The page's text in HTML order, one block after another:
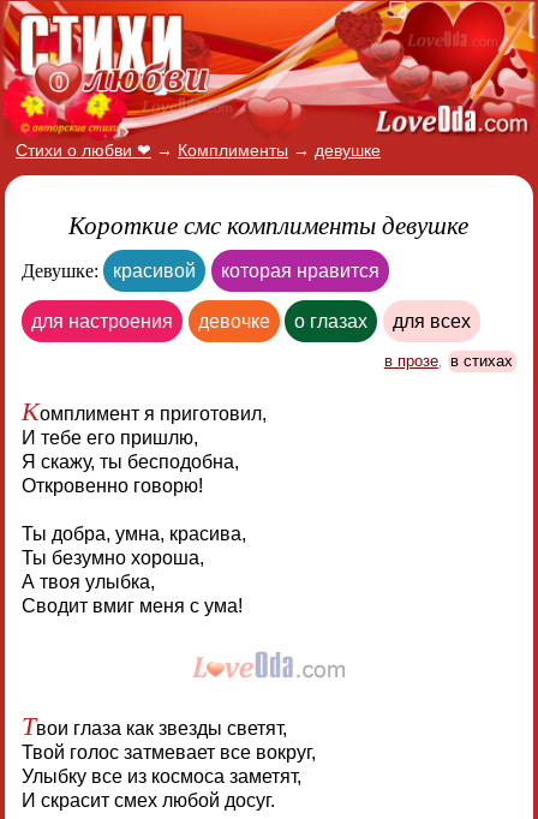
Стихи о любви ❤ → Комплименты → девушке
Короткие смс комплименты девушке
Девушке: красивой которая нравится
для настроения девочке о глазах для всех
в прозе, в стихах
Комплимент я приготовил,
И тебе его пришлю,
Я скажу, ты бесподобна,
Откровенно говорю!
Ты добра, умна, красива,
Ты безумно хороша,
А твоя улыбка,
Сводит вмиг меня с ума!
Твои глаза как звезды светят,
Твой голос затмевает все вокруг,
Улыбку все из космоса заметят,
И скрасит смех любой досуг.